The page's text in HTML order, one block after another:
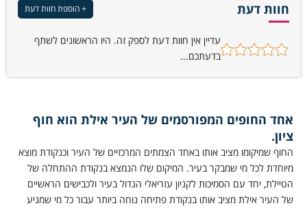
חוות דעת + הוספת חוות דעת
עדיין אין חוות דעת לספק זה. היו הראשונים לשתף
בדעתכם...
אחד החופים המפורסמים של העיר אילת הוא חוף
ציון.
החוף שמיקומו מציב אותו באחד הצמתים המרכזיים של העיר וכנקודת מוצא
מיוחדת לכל מי שמבקר בעיר. המיקום שלו הנמצא בנקודת ההתחלה של
הטיילת, יחד עם הסמיכות לקניון עזריאלי הגדול בעיר ולכבישים הראשיים
של העיר אילת מציב אותו בנקודת פתיחה נוחה ביותר עבור כל מי שמגיע